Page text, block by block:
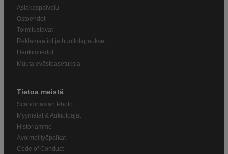
Asiakaspalvelu
Ostoehdot
Toimitustavat
Reklamaatiot ja huoltotapaukset
Henkilötiedot
Muuta evästeasetuksia
Tietoa meistä
Scandinavian Photo
Myymälät & Aukioloajat
Historiamme
Avoimet työpaikat
Code of Conduct